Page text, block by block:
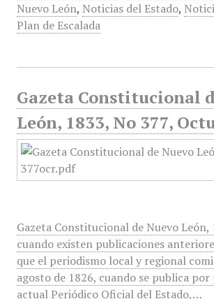
Nuevo León, Noticias del Estado,
Plan de Escalada
Gazeta Constitucional
León, 1833, No 377,
Gazeta Constitucional de Nuevo León,
cuando existen publicaciones
que el periodismo local y regional
agosto de 1826, cuando se publica
actual Periódico Oficial del Estado,…